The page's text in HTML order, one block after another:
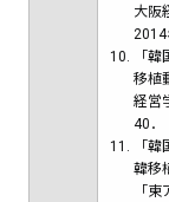
大阪
2014
「
移植
経営
40．
「
韓移
「